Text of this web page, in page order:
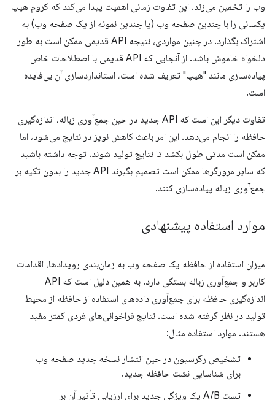
وب را تخمین می‌زند. این تفاوت زمانی اهمیت پیدا می‌کند که کروم هیپ
یکسانی را با چندین صفحه وب (یا چندین نمونه از یک صفحه وب) به
اشتراک بگذارد. در چنین مواردی، نتیجه API قدیمی ممکن است به طور
دلخواه خاموش باشد. از آنجایی که API قدیمی با اصطلاحات خاص
پیاده‌سازی مانند "هیپ" تعریف شده است، استانداردسازی آن بی‌فایده
است.
تفاوت دیگر این است که API جدید در حین جمع‌آوری زباله، اندازه‌گیری
حافظه را انجام می‌دهد. این امر باعث کاهش نویز در نتایج می‌شود، اما
ممکن است مدتی طول بکشد تا نتایج تولید شوند. توجه داشته باشید
که سایر مرورگرها ممکن است تصمیم بگیرند API جدید را بدون تکیه بر
جمع‌آوری زباله پیاده‌سازی کنند.
موارد استفاده پیشنهادی
میزان استفاده از حافظه یک صفحه وب به زمان‌بندی رویدادها، اقدامات
کاربر و جمع‌آوری زباله بستگی دارد. به همین دلیل است که API
اندازه‌گیری حافظه برای جمع‌آوری داده‌های استفاده از حافظه از محیط
تولید در نظر گرفته شده است. نتایج فراخوانی‌های فردی کمتر مفید
هستند. موارد استفاده مثال:
تشخیص رگرسیون در حین انتشار نسخه جدید صفحه وب
برای شناسایی نشت حافظه جدید.
تست A/B یک ویژگی جدید برای ارزیابی تأثیر آن بر